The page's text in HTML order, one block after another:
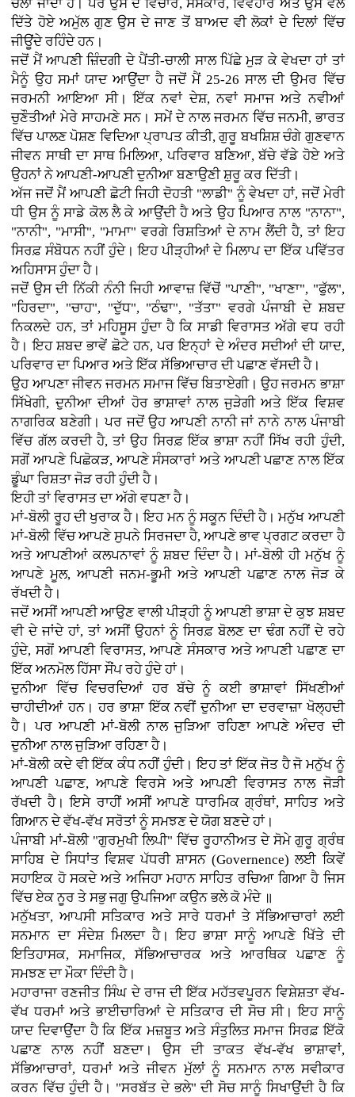
ਚਲਾ ਜਾਂਦਾ ਹੈ। ਪਰ ਉਸ ਦੇ ਵਿਚਾਰ, ਸੰਸਕਾਰ, ਵਿਵਹਾਰ ਅਤੇ ਉਸ ਵੱਲੋਂ
ਦਿੱਤੇ ਹੋਏ ਅਮੁੱਲ ਗੁਣ ਉਸ ਦੇ ਜਾਣ ਤੋਂ ਬਾਅਦ ਵੀ ਲੋਕਾਂ ਦੇ ਦਿਲਾਂ ਵਿੱਚ
ਜੀਊਂਦੇ ਰਹਿੰਦੇ ਹਨ।
ਜਦੋਂ ਮੈਂ ਆਪਣੀ ਜ਼ਿੰਦਗੀ ਦੇ ਪੈਂਤੀ-ਚਾਲੀ ਸਾਲ ਪਿੱਛੇ ਮੁੜ ਕੇ ਵੇਖਦਾ ਹਾਂ ਤਾਂ
ਮੈਨੂੰ ਉਹ ਸਮਾਂ ਯਾਦ ਆਉਂਦਾ ਹੈ ਜਦੋਂ ਮੈਂ 25-26 ਸਾਲ ਦੀ ਉਮਰ ਵਿੱਚ
ਜਰਮਨੀ ਆਇਆ ਸੀ। ਇੱਕ ਨਵਾਂ ਦੇਸ਼, ਨਵਾਂ ਸਮਾਜ ਅਤੇ ਨਵੀਆਂ
ਚੁਣੌਤੀਆਂ ਮੇਰੇ ਸਾਹਮਣੇ ਸਨ। ਸਮੇਂ ਦੇ ਨਾਲ ਜਰਮਨ ਵਿੱਚ ਜਨਮੀ, ਭਾਰਤ
ਵਿੱਚ ਪਾਲਣ ਪੋਸ਼ਣ ਵਿਦਿਆ ਪ੍ਰਾਪਤ ਕੀਤੀ, ਗੁਰੂ ਬਖਸ਼ਿਸ਼ ਚੰਗੇ ਗੁਣਵਾਨ
ਜੀਵਨ ਸਾਥੀ ਦਾ ਸਾਥ ਮਿਲਿਆ, ਪਰਿਵਾਰ ਬਣਿਆ, ਬੱਚੇ ਵੱਡੇ ਹੋਏ ਅਤੇ
ਉਹਨਾਂ ਨੇ ਆਪਣੀ-ਆਪਣੀ ਦੁਨੀਆ ਬਣਾਉਣੀ ਸ਼ੁਰੂ ਕਰ ਦਿੱਤੀ।
ਅੱਜ ਜਦੋਂ ਮੈਂ ਆਪਣੀ ਛੋਟੀ ਜਿਹੀ ਦੋਹਤੀ "ਲਾਡੀ" ਨੂੰ ਵੇਖਦਾ ਹਾਂ, ਜਦੋਂ ਮੇਰੀ
ਧੀ ਉਸ ਨੂੰ ਸਾਡੇ ਕੋਲ ਲੈ ਕੇ ਆਉਂਦੀ ਹੈ ਅਤੇ ਉਹ ਪਿਆਰ ਨਾਲ "ਨਾਨਾ",
"ਨਾਨੀ", "ਮਾਸੀ", "ਮਾਮਾ" ਵਰਗੇ ਰਿਸ਼ਤਿਆਂ ਦੇ ਨਾਮ ਲੈਂਦੀ ਹੈ, ਤਾਂ ਇਹ
ਸਿਰਫ਼ ਸੰਬੋਧਨ ਨਹੀਂ ਹੁੰਦੇ। ਇਹ ਪੀੜ੍ਹੀਆਂ ਦੇ ਮਿਲਾਪ ਦਾ ਇੱਕ ਪਵਿੱਤਰ
ਅਹਿਸਾਸ ਹੁੰਦਾ ਹੈ।
ਜਦੋਂ ਉਸ ਦੀ ਨਿੱਕੀ ਨੰਨੀ ਜਿਹੀ ਆਵਾਜ਼ ਵਿੱਚੋਂ "ਪਾਣੀ", "ਖਾਣਾ", "ਫੁੱਲ",
"ਹਿਰਦਾ", "ਚਾਹ", "ਦੁੱਧ", "ਠੰਢਾ", "ਤੱਤਾ" ਵਰਗੇ ਪੰਜਾਬੀ ਦੇ ਸ਼ਬਦ
ਨਿਕਲਦੇ ਹਨ, ਤਾਂ ਮਹਿਸੂਸ ਹੁੰਦਾ ਹੈ ਕਿ ਸਾਡੀ ਵਿਰਾਸਤ ਅੱਗੇ ਵਧ ਰਹੀ
ਹੈ। ਇਹ ਸ਼ਬਦ ਭਾਵੇਂ ਛੋਟੇ ਹਨ, ਪਰ ਇਨ੍ਹਾਂ ਦੇ ਅੰਦਰ ਸਦੀਆਂ ਦੀ ਯਾਦ,
ਪਰਿਵਾਰ ਦਾ ਪਿਆਰ ਅਤੇ ਇੱਕ ਸੱਭਿਆਚਾਰ ਦੀ ਪਛਾਣ ਵੱਸਦੀ ਹੈ।
ਉਹ ਆਪਣਾ ਜੀਵਨ ਜਰਮਨ ਸਮਾਜ ਵਿੱਚ ਬਿਤਾਏਗੀ। ਉਹ ਜਰਮਨ ਭਾਸ਼ਾ
ਸਿੱਖੇਗੀ, ਦੁਨੀਆ ਦੀਆਂ ਹੋਰ ਭਾਸ਼ਾਵਾਂ ਨਾਲ ਜੁੜੇਗੀ ਅਤੇ ਇੱਕ ਵਿਸ਼ਵ
ਨਾਗਰਿਕ ਬਣੇਗੀ। ਪਰ ਜਦੋਂ ਉਹ ਆਪਣੀ ਨਾਨੀ ਜਾਂ ਨਾਨੇ ਨਾਲ ਪੰਜਾਬੀ
ਵਿੱਚ ਗੱਲ ਕਰਦੀ ਹੈ, ਤਾਂ ਉਹ ਸਿਰਫ਼ ਇੱਕ ਭਾਸ਼ਾ ਨਹੀਂ ਸਿੱਖ ਰਹੀ ਹੁੰਦੀ,
ਸਗੋਂ ਆਪਣੇ ਪਿਛੋਕੜ, ਆਪਣੇ ਸੰਸਕਾਰਾਂ ਅਤੇ ਆਪਣੀ ਪਛਾਣ ਨਾਲ ਇੱਕ
ਡੂੰਘਾ ਰਿਸ਼ਤਾ ਜੋੜ ਰਹੀ ਹੁੰਦੀ ਹੈ।
ਇਹੀ ਤਾਂ ਵਿਰਾਸਤ ਦਾ ਅੱਗੇ ਵਧਣਾ ਹੈ।
ਮਾਂ-ਬੋਲੀ ਰੂਹ ਦੀ ਖੁਰਾਕ ਹੈ। ਇਹ ਮਨ ਨੂੰ ਸਕੂਨ ਦਿੰਦੀ ਹੈ। ਮਨੁੱਖ ਆਪਣੀ
ਮਾਂ-ਬੋਲੀ ਵਿੱਚ ਆਪਣੇ ਸੁਪਨੇ ਸਿਰਜਦਾ ਹੈ, ਆਪਣੇ ਭਾਵ ਪ੍ਰਗਟ ਕਰਦਾ ਹੈ
ਅਤੇ ਆਪਣੀਆਂ ਕਲਪਨਾਵਾਂ ਨੂੰ ਸ਼ਬਦ ਦਿੰਦਾ ਹੈ। ਮਾਂ-ਬੋਲੀ ਹੀ ਮਨੁੱਖ ਨੂੰ
ਆਪਣੇ ਮੂਲ, ਆਪਣੀ ਜਨਮ-ਭੂਮੀ ਅਤੇ ਆਪਣੀ ਪਛਾਣ ਨਾਲ ਜੋੜ ਕੇ
ਰੱਖਦੀ ਹੈ।
ਜਦੋਂ ਅਸੀਂ ਆਪਣੀ ਆਉਣ ਵਾਲੀ ਪੀੜ੍ਹੀ ਨੂੰ ਆਪਣੀ ਭਾਸ਼ਾ ਦੇ ਕੁਝ ਸ਼ਬਦ
ਵੀ ਦੇ ਜਾਂਦੇ ਹਾਂ, ਤਾਂ ਅਸੀਂ ਉਹਨਾਂ ਨੂੰ ਸਿਰਫ਼ ਬੋਲਣ ਦਾ ਢੰਗ ਨਹੀਂ ਦੇ ਰਹੇ
ਹੁੰਦੇ, ਸਗੋਂ ਆਪਣੀ ਵਿਰਾਸਤ, ਆਪਣੇ ਸੰਸਕਾਰ ਅਤੇ ਆਪਣੀ ਪਛਾਣ ਦਾ
ਇੱਕ ਅਨਮੋਲ ਹਿੱਸਾ ਸੌਂਪ ਰਹੇ ਹੁੰਦੇ ਹਾਂ।
ਦੁਨੀਆ ਵਿੱਚ ਵਿਚਰਦਿਆਂ ਹਰ ਬੱਚੇ ਨੂੰ ਕਈ ਭਾਸ਼ਾਵਾਂ ਸਿੱਖਣੀਆਂ
ਚਾਹੀਦੀਆਂ ਹਨ। ਹਰ ਭਾਸ਼ਾ ਇੱਕ ਨਵੀਂ ਦੁਨੀਆ ਦਾ ਦਰਵਾਜ਼ਾ ਖੋਲ੍ਹਦੀ
ਹੈ। ਪਰ ਆਪਣੀ ਮਾਂ-ਬੋਲੀ ਨਾਲ ਜੁੜਿਆ ਰਹਿਣਾ ਆਪਣੇ ਅੰਦਰ ਦੀ
ਦੁਨੀਆ ਨਾਲ ਜੁੜਿਆ ਰਹਿਣਾ ਹੈ।
ਮਾਂ-ਬੋਲੀ ਕਦੇ ਵੀ ਇੱਕ ਕੰਧ ਨਹੀਂ ਹੁੰਦੀ। ਇਹ ਤਾਂ ਇੱਕ ਜੋਤ ਹੈ ਜੋ ਮਨੁੱਖ ਨੂੰ
ਆਪਣੀ ਪਛਾਣ, ਆਪਣੇ ਵਿਰਸੇ ਅਤੇ ਆਪਣੀ ਵਿਰਾਸਤ ਨਾਲ ਜੋੜੀ
ਰੱਖਦੀ ਹੈ। ਇਸੇ ਰਾਹੀਂ ਅਸੀਂ ਆਪਣੇ ਧਾਰਮਿਕ ਗ੍ਰੰਥਾਂ, ਸਾਹਿਤ ਅਤੇ
ਗਿਆਨ ਦੇ ਵੱਖ-ਵੱਖ ਸਰੋਤਾਂ ਨੂੰ ਸਮਝਣ ਦੇ ਯੋਗ ਬਣਦੇ ਹਾਂ।
ਪੰਜਾਬੀ ਮਾਂ-ਬੋਲੀ "ਗੁਰਮੁਖੀ ਲਿਪੀ" ਵਿੱਚ ਰੂਹਾਨੀਅਤ ਦੇ ਸੋਮੇ ਗੁਰੂ ਗ੍ਰੰਥ
ਸਾਹਿਬ ਦੇ ਸਿਧਾਂਤ ਵਿਸ਼ਵ ਪੱਧਰੀ ਸ਼ਾਸਨ (Governence) ਲਈ ਕਿਵੇਂ
ਸਹਾਇਕ ਹੋ ਸਕਦੇ ਅਤੇ ਅਜਿਹਾ ਮਹਾਨ ਸਾਹਿਤ ਰਚਿਆ ਗਿਆ ਹੈ ਜਿਸ
ਵਿੱਚ ਏਕ ਨੂਰ ਤੇ ਸਭੁ ਜਗੁ ਉਪਜਿਆ ਕਉਨ ਭਲੇ ਕੋ ਮੰਦੇ ॥
ਮਨੁੱਖਤਾ, ਆਪਸੀ ਸਤਿਕਾਰ ਅਤੇ ਸਾਰੇ ਧਰਮਾਂ ਤੇ ਸੱਭਿਆਚਾਰਾਂ ਲਈ
ਸਨਮਾਨ ਦਾ ਸੰਦੇਸ਼ ਮਿਲਦਾ ਹੈ। ਇਹ ਭਾਸ਼ਾ ਸਾਨੂੰ ਆਪਣੇ ਖਿੱਤੇ ਦੀ
ਇਤਿਹਾਸਕ, ਸਮਾਜਿਕ, ਸੱਭਿਆਚਾਰਕ ਅਤੇ ਆਰਥਿਕ ਪਛਾਣ ਨੂੰ
ਸਮਝਣ ਦਾ ਮੌਕਾ ਦਿੰਦੀ ਹੈ।
ਮਹਾਰਾਜਾ ਰਣਜੀਤ ਸਿੰਘ ਦੇ ਰਾਜ ਦੀ ਇੱਕ ਮਹੱਤਵਪੂਰਨ ਵਿਸ਼ੇਸ਼ਤਾ ਵੱਖ-
ਵੱਖ ਧਰਮਾਂ ਅਤੇ ਭਾਈਚਾਰਿਆਂ ਦੇ ਸਤਿਕਾਰ ਦੀ ਸੋਚ ਸੀ। ਇਹ ਸਾਨੂੰ
ਯਾਦ ਦਿਵਾਉਂਦਾ ਹੈ ਕਿ ਇੱਕ ਮਜ਼ਬੂਤ ਅਤੇ ਸੰਤੁਲਿਤ ਸਮਾਜ ਸਿਰਫ਼ ਇੱਕੋ
ਪਛਾਣ ਨਾਲ ਨਹੀਂ ਬਣਦਾ। ਉਸ ਦੀ ਤਾਕਤ ਵੱਖ-ਵੱਖ ਭਾਸ਼ਾਵਾਂ,
ਸੱਭਿਆਚਾਰਾਂ, ਧਰਮਾਂ ਅਤੇ ਜੀਵਨ ਮੁੱਲਾਂ ਨੂੰ ਸਨਮਾਨ ਨਾਲ ਸਵੀਕਾਰ
ਕਰਨ ਵਿੱਚ ਹੁੰਦੀ ਹੈ। "ਸਰਬੱਤ ਦੇ ਭਲੇ" ਦੀ ਸੋਚ ਸਾਨੂੰ ਸਿਖਾਉਂਦੀ ਹੈ ਕਿ